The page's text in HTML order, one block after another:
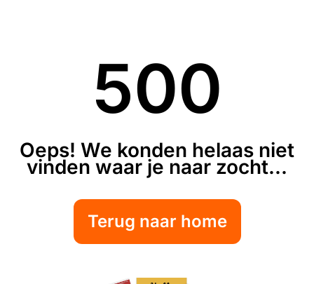
500
Oeps! We konden helaas niet
vinden waar je naar zocht...
Terug naar home